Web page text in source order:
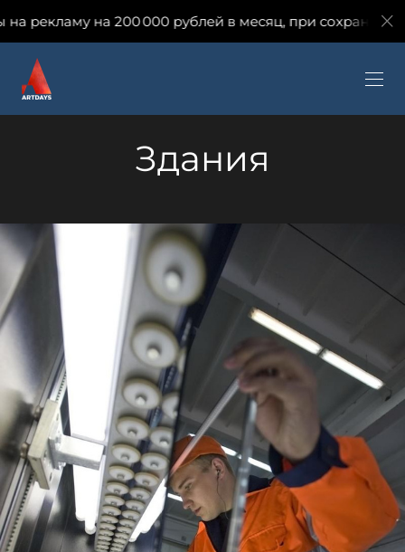
200 000 рублей в месяц, при сохранении
Здания